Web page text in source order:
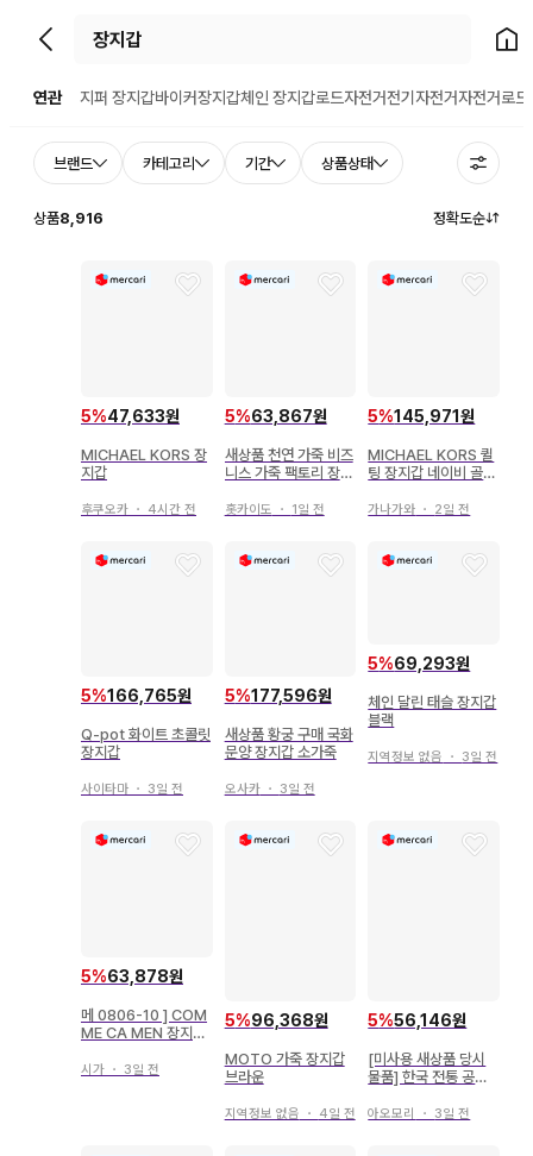
뒤로가기 홈으
연관 지퍼 장지갑바이커장지갑체인 장지갑로드자전거전기자전거자전거로
브랜드 카테고리 기간 상품상태
상품8,916 정확도순
5%47,633원
MICHAEL KORS 장
지갑
후쿠오카 ・ 4시간 전
5%63,867원
새상품 천연 가죽 비즈
니스 가죽 팩토리 장지
드 가죽
홋카이도 ・ 1일 전
5%145,971원
MICHAEL KORS 퀼
팅 장지갑 네이비 골드
가나가와 ・ 2일 전
5%166,765원
Q-pot 화이트 초콜릿
장지갑
사이타마 ・ 3일 전
5%177,596원
새상품 황궁 구매 국화
문양 장지갑 소가죽
오사카・ 3일 전
5%69,293원
체인 달린 태슬 장지갑
블랙
지역정보 없음 ・ 3일 전
5%63,878원
메 0806-10 ] COM
ME CA MEN 장지갑
턴 레트로
시가 ・ 3일 전
5%96,368원
MOTO 가죽 장지갑
브라운
지역정보 없음 ・ 4일 전
5%56,146원
[미사용 새상품 당시
물품] 한국 전통 공예
미인도 주머니 포함
아오모리 ・ 3일 전